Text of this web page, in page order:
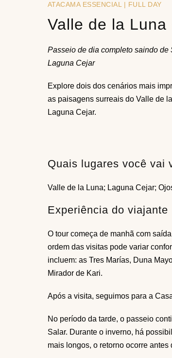
ATACAMA ESSENCIAL | FULL DAY
Valle de la
Passeio de dia completo saindo de
Laguna Cejar
Explore dois dos cenários mais
as paisagens surreais do Valle de
Laguna Cejar.
Quais lugares você vai
Valle de la Luna; Laguna Cejar;
Experiência do viajante
O tour começa de manhã com
ordem das visitas pode variar
incluem: as Tres Marías, Duna
Mirador de Kari.
Após a visita, seguimos para a
No período da tarde, o passeio
Salar. Durante o inverno, há
mais longos, o retorno ocorre antes